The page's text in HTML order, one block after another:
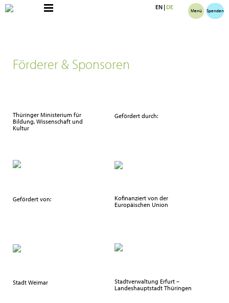
EN|DE Menü Spenden
Förderer & Sponsoren
Thüringer Ministerium für
Bildung, Wissenschaft und
Kultur
Gefördert durch:
Gefördert von:
Kofinanziert von der
Europäischen Union
Stadt Weimar
Stadtverwaltung Erfurt –
Landeshauptstadt Thüringen